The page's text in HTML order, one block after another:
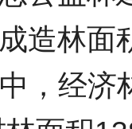
造林面
，经济